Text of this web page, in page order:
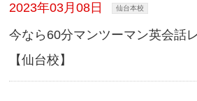
2023年03月08日 仙台本校
今なら60分マンツーマン英会話
【仙台校】